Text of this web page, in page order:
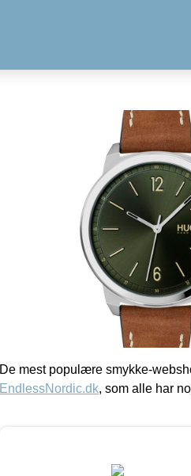
De mest populære smykke-
EndlessNordic.dk, som alle har